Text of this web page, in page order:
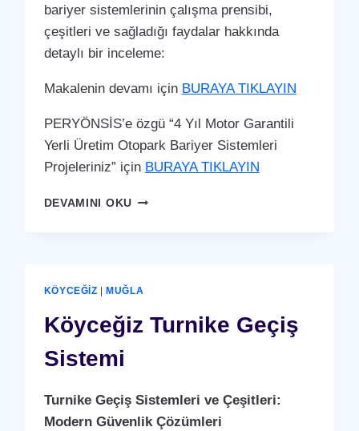
bariyer sistemlerinin çalışma prensibi,
çeşitleri ve sağladığı faydalar hakkında
detaylı bir inceleme:
Makalenin devamı için BURAYA TIKLAYIN
PERYÖNSİS’e özgü “4 Yıl Motor Garantili
Yerli Üretim Otopark Bariyer Sistemleri
Projeleriniz” için BURAYA TIKLAYIN
DEVAMINI OKUKÖYCEĞIZ
KÖYCEĞIZ MUĞLA
Köyceğiz Turnike Geçiş
Sistemi
Turnike Geçiş Sistemleri ve Çeşitleri:
Modern Güvenlik Çözümleri